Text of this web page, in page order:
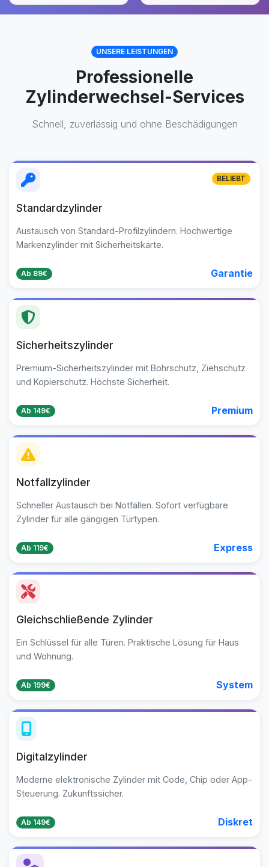
UNSERE LEISTUNGEN
Professionelle
Zylinderwechsel-Services
Schnell, zuverlässig und ohne Beschädigungen
Standardzylinder
Austausch von Standard-Profilzylindern. Hochwertige
Markenzylinder mit Sicherheitskarte.
Ab 89€ Garantie
BELIEBT
Sicherheitszylinder
Premium-Sicherheitszylinder mit Bohrschutz, Ziehschutz
und Kopierschutz. Höchste Sicherheit.
Ab 149€ Premium
Notfallzylinder
Schneller Austausch bei Notfällen. Sofort verfügbare
Zylinder für alle gängigen Türtypen.
Ab 119€ Express
Gleichschließende Zylinder
Ein Schlüssel für alle Türen. Praktische Lösung für Haus
und Wohnung.
Ab 199€ System
Digitalzylinder
Moderne elektronische Zylinder mit Code, Chip oder App-
Steuerung. Zukunftssicher.
Ab 149€ Diskret